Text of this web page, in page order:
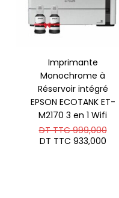
Imprimante
Monochrome à
Réservoir intégré
EPSON ECOTANK ET-
M2170 3 en 1 Wifi
DT TTC999,000Le
DT TTC 933,000Le